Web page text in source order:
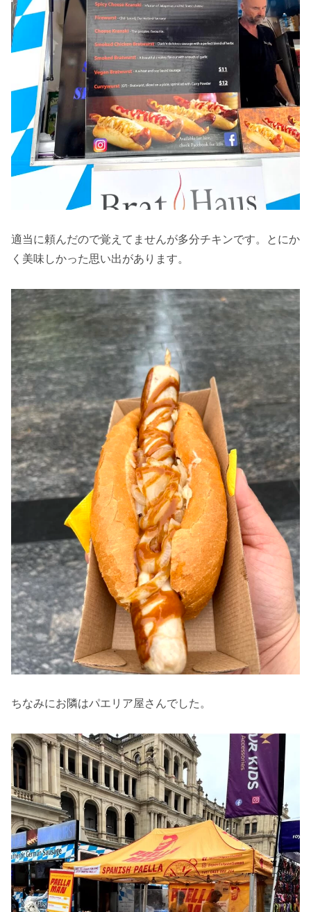
適当に頼んだので覚えてませんが多分チキンです。とにか
く美味しかった思い出があります。
ちなみにお隣はパエリア屋さんでした。